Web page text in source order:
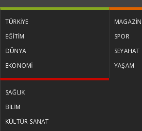
TÜRKİYE
EĞİTİM
DÜNYA
EKONOMİ
MAGAZİN
SPOR
SEYAHAT
YAŞAM
SAĞLIK
BİLİM
KÜLTÜR-SANAT